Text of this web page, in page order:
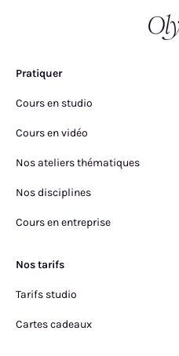
Pratiquer
Cours en studio
Cours en vidéo
Nos ateliers thématiques
Nos disciplines
Cours en entreprise
Nos tarifs
Tarifs studio
Cartes cadeaux